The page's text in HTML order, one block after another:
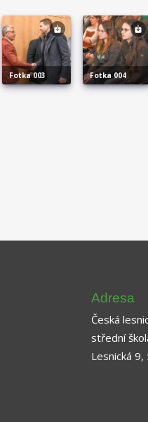
fotka 003 fotka 004
Adresa
Česká
střední
Lesnická